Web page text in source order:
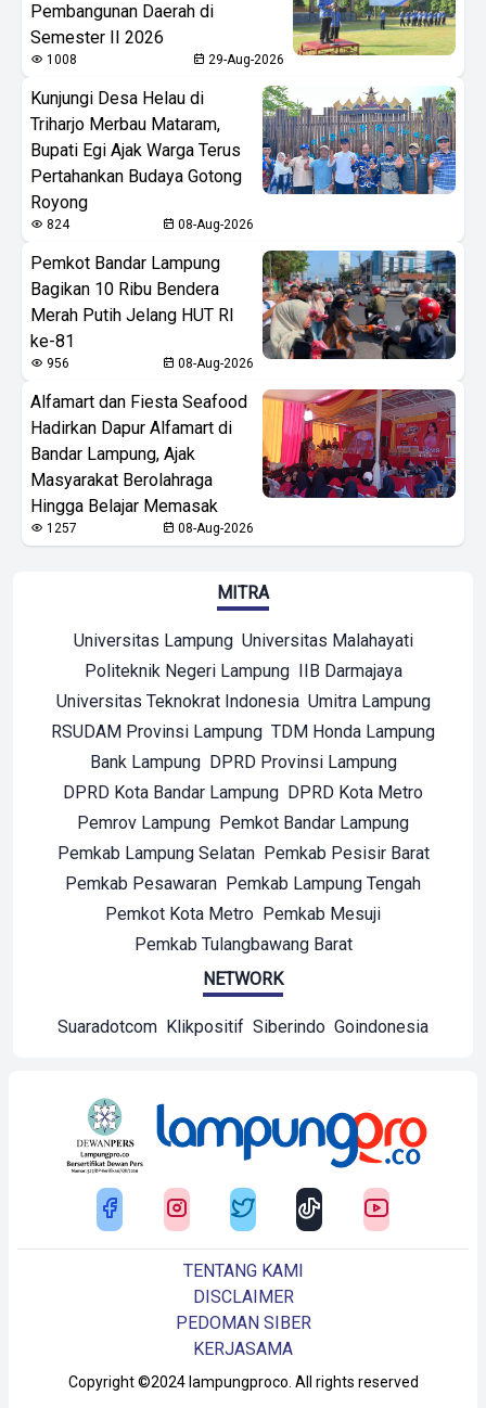
Pembangunan Daerah di
Semester II 2026
1008 29-Aug-2026
Kunjungi Desa Helau di
Triharjo Merbau Mataram,
Bupati Egi Ajak Warga Terus
Pertahankan Budaya Gotong
Royong
824 08-Aug-2026
Pemkot Bandar Lampung
Bagikan 10 Ribu Bendera
Merah Putih Jelang HUT RI
ke-81
956 08-Aug-2026
Alfamart dan Fiesta Seafood
Hadirkan Dapur Alfamart di
Bandar Lampung, Ajak
Masyarakat Berolahraga
Hingga Belajar Memasak
1257 08-Aug-2026
MITRA
Universitas Lampung Universitas Malahayati
Politeknik Negeri Lampung IIB Darmajaya
Universitas Teknokrat Indonesia Umitra Lampung
RSUDAM Provinsi Lampung TDM Honda Lampung
Bank Lampung DPRD Provinsi Lampung
DPRD Kota Bandar Lampung DPRD Kota Metro
Pemrov Lampung Pemkot Bandar Lampung
Pemkab Lampung Selatan Pemkab Pesisir Barat
Pemkab Pesawaran Pemkab Lampung Tengah
Pemkot Kota Metro Pemkab Mesuji
Pemkab Tulangbawang Barat
NETWORK
Suaradotcom Klikpositif Siberindo Goindonesia
Copyright ©2024 lampungproco. All rights reserved
TENTANG KAMI
DISCLAIMER
PEDOMAN SIBER
KERJASAMA